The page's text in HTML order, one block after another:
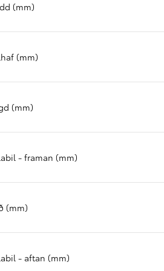
(mm)
(mm)
(mm)
- framan (mm)
(mm)
- aftan (mm)